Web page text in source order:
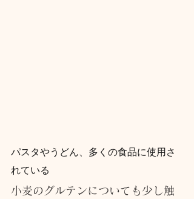
パスタやうどん、多くの食品に使用さ
れている
小麦のグルテンについても少し触